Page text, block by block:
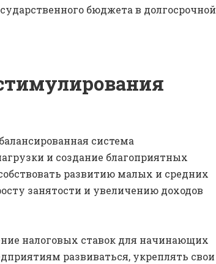
бюджета в долгосрочной
система
и создание благоприятных
развитию малых и средних
занятости и увеличению доходов
налоговых ставок для начинающих
развиваться, укреплять свои